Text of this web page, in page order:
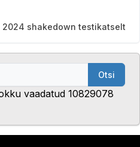
shakedown testikatselt
Otsi
vaadatud 10829078